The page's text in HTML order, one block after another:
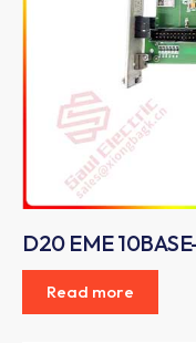
D20 EME
Read more